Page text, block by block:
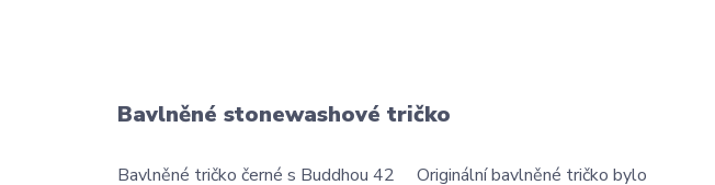
Bavlněné stonewashové tričko
Bavlněné tričko černé s Buddhou 42 Originální bavlněné tričko bylo